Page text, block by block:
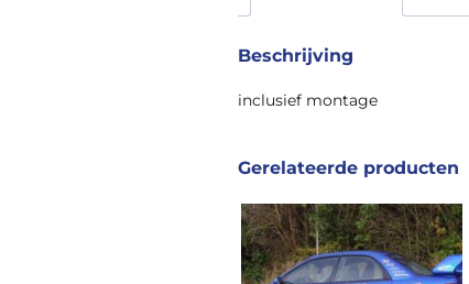
Beschrijving
inclusief montage
Gerelateerde producten